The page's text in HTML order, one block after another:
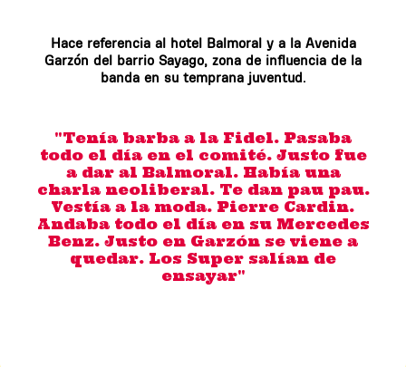
Hace referencia al hotel Balmoral y a la Avenida
Garzón del barrio Sayago, zona de influencia de la
banda en su temprana juventud.
"Tenía barba a la Fidel. Pasaba
todo el día en el comité. Justo fue
a dar al Balmoral. Había una
charla neoliberal. Te dan pau pau.
Vestía a la moda. Pierre Cardin.
Andaba todo el día en su Mercedes
Benz. Justo en Garzón se viene a
quedar. Los Super salían de
ensayar"